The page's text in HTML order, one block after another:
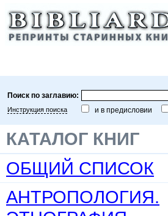
Поиск по заглавию:
Инструкция поиска и в предисловии
КАТАЛОГ КНИГ
ОБЩИЙ СПИСОК
АНТРОПОЛОГИЯ.